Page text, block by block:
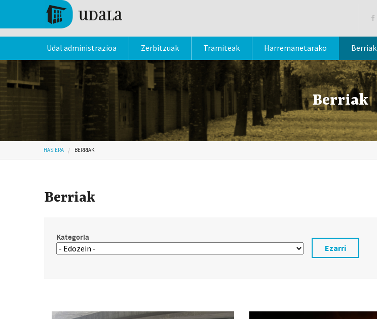
Skip to main content

Udal administrazioa Zerbitzuak Tramiteak Harremanetarako Berriak
Berriak
Hemen zaude
HASIERA BERRIAK
Berriak
Kategoria
Ezarri